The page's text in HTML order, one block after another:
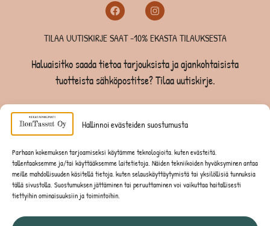
Hallinnoi evästeiden suostumusta
Parhaan kokemuksen tarjoamiseksi käytämme teknologioita, kuten evästeitä,
tallentaaksemme ja/tai käyttääksemme laitetietoja. Näiden tekniikoiden hyväksyminen antaa
meille mahdollisuuden käsitellä tietoja, kuten selauskäyttäytymistä tai yksilöllisiä tunnuksia
tällä sivustolla. Suostumuksen jättäminen tai peruuttaminen voi vaikuttaa haitallisesti
tiettyihin ominaisuuksiin ja toimintoihin.
TILAA UUTISKIRJE SAAT -10% EKASTA TILAUKSESTA
Haluaisitko saada tietoa tarjouksista ja ajankohtaisista
tuotteista sähköpostitse? Tilaa uutiskirje.
TILAA UUTISKIRJE -SAAT -10% EKASTA TILAUKSESTA
KISSOILLE
JYRSIJÖILLE